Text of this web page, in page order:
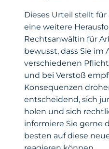
Dieses Urteil stellt
eine weitere
Rechtsanwältin für
bewusst, dass Sie
verschiedenen
und bei Verstoß
Konsequenzen
entscheidend, sich
holen und sich
informiere Sie gerne
besten auf diese